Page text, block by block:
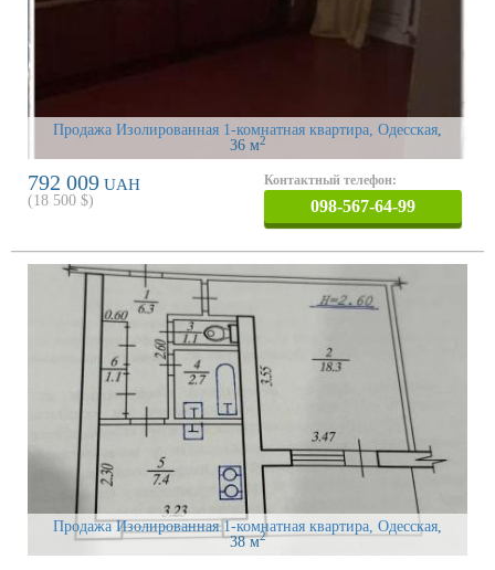
Продажа Изолированная 1-комнатная квартира, Одесская
36 м2
792 009 UAH
(18 500 $)
Контактный телефон:
098-567-64-99
Продажа Изолированная 1-комнатная квартира, Одесская
38 м2